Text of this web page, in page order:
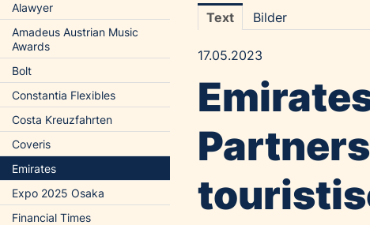
Alawyer
Amadeus Austrian Music
Awards
Bolt
Constantia Flexibles
Costa Kreuzfahrten
Coveris
Emirates
Expo 2025 Osaka
Financial Times
Text Bilder
17.05.2023